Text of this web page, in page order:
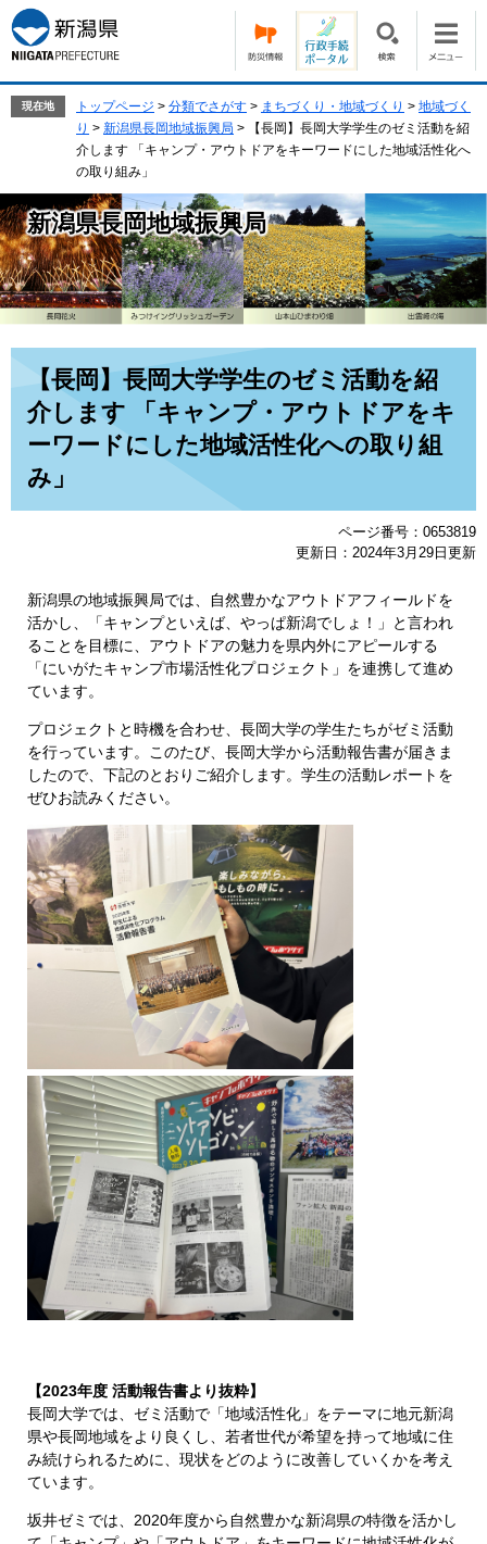
ー
ジ
の
ニ
ュ
ー
て
本
文
へ
現在地 トップページ > 分類でさがす > まちづくり・地域づくり > 地域づく
り > 新潟県長岡地域振興局 >
【長岡】長岡大学学生のゼミ活動を紹
介します 「キャンプ・アウトドアをキーワードにした地域活性化へ
の取り組み」
新潟県長岡地域振興局
【長岡】長岡大学学生のゼミ活動を紹
介します 「キャンプ・アウトドアをキ
ーワードにした地域活性化への取り組
み」
ページ番号：0653819
更新日：2024年3月29日更新
新潟県の地域振興局では、自然豊かなアウトドアフィールドを
活かし、「キャンプといえば、やっぱ新潟でしょ！」と言われ
ることを目標に、アウトドアの魅力を県内外にアピールする
「にいがたキャンプ市場活性化プロジェクト」を連携して進め
ています。
プロジェクトと時機を合わせ、長岡大学の学生たちがゼミ活動
を行っています。このたび、長岡大学から活動報告書が届きま
したので、下記のとおりご紹介します。学生の活動レポートを
ぜひお読みください。
【2023年度 活動報告書より抜粋】
長岡大学では、ゼミ活動で「地域活性化」をテーマに地元新潟
県や長岡地域をより良くし、若者世代が希望を持って地域に住
み続けられるために、現状をどのように改善していくかを考え
ています。
坂井ゼミでは、2020年度から自然豊かな新潟県の特徴を活かし